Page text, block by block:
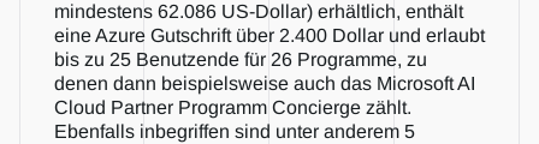
mindestens 62.086 US-Dollar) erhältlich, enthält
eine Azure Gutschrift über 2.400 Dollar und erlaubt
bis zu 25 Benutzende für 26 Programme, zu
denen dann beispielsweise auch das Microsoft AI
Cloud Partner Programm Concierge zählt.
Ebenfalls inbegriffen sind unter anderem 5